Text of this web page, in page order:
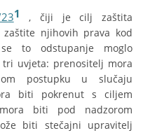
1 , čiji je cilj zaštita
zaštite njihovih prava kod
to odstupanje moglo
uvjeta: prenositelj mora
postupku u slučaju
biti pokrenut s ciljem
biti pod nadzorom
biti stečajni upravitelj